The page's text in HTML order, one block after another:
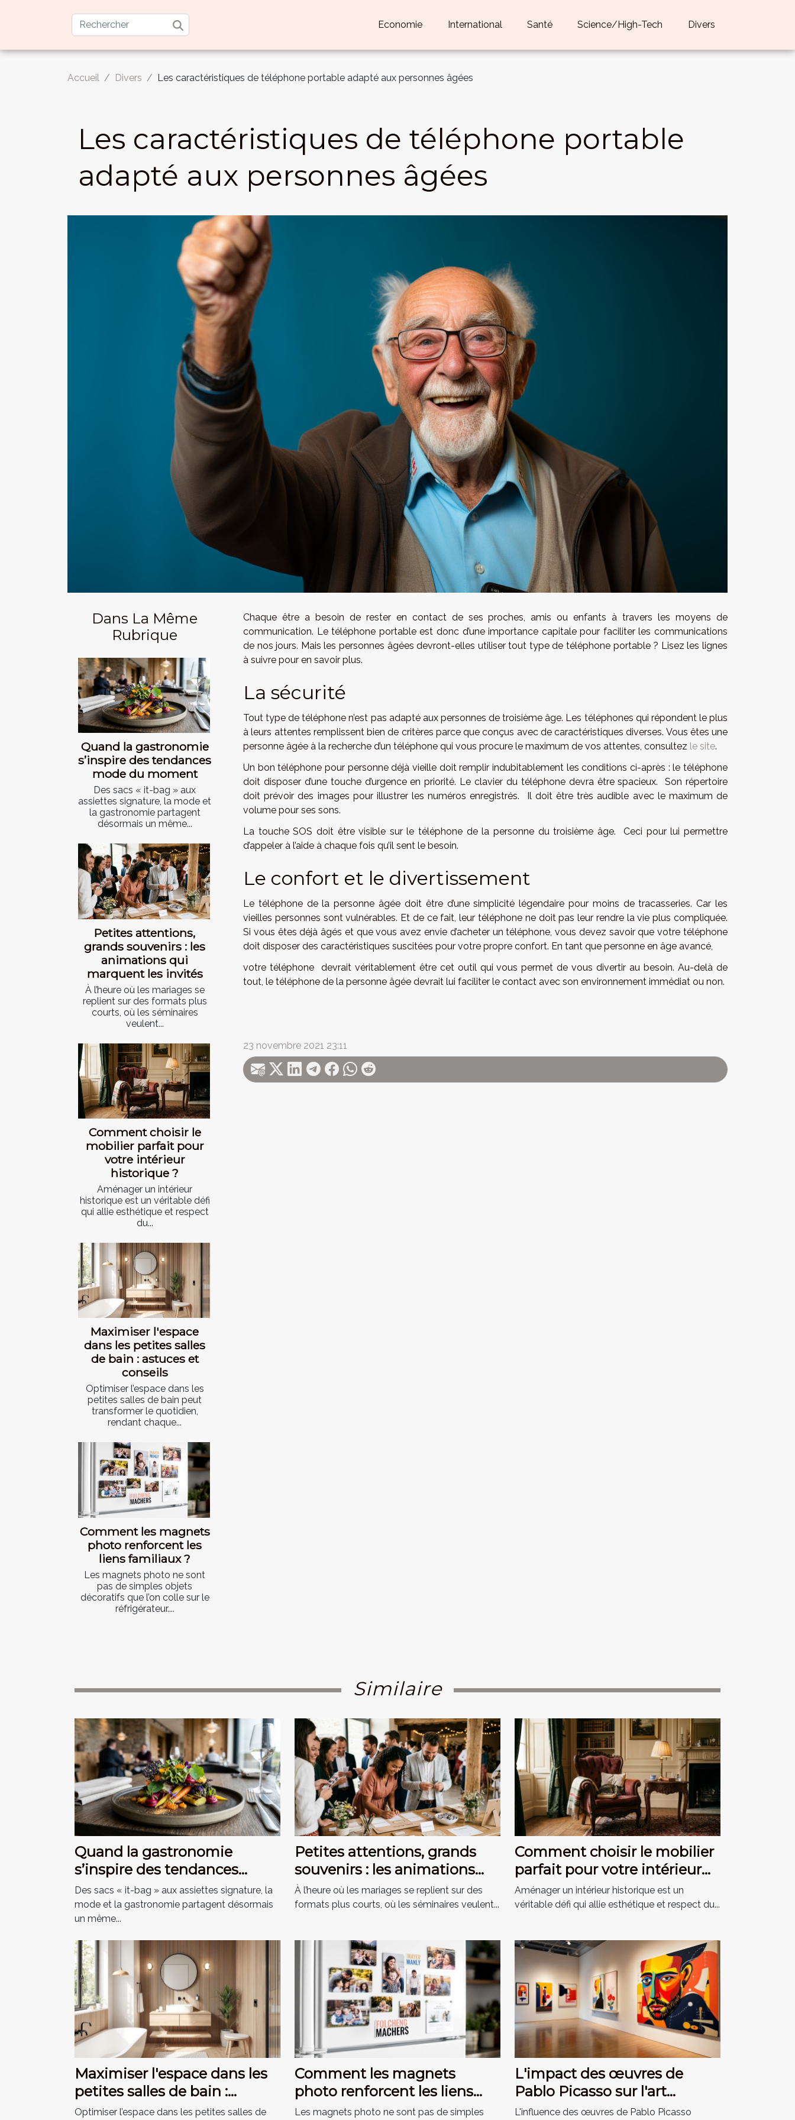
Economie International Santé Science/High-Tech Divers
Accueil Divers Les caractéristiques de téléphone portable adapté aux personnes âgées
Les caractéristiques de téléphone portable
adapté aux personnes âgées
Dans La Même
Rubrique
Quand la gastronomie
s’inspire des tendances
mode du moment
Des sacs « it-bag » aux
assiettes signature, la mode et
la gastronomie partagent
désormais un même...
Petites attentions,
grands souvenirs : les
animations qui
marquent les invités
À l’heure où les mariages se
replient sur des formats plus
courts, où les séminaires
veulent...
Comment choisir le
mobilier parfait pour
votre intérieur
historique ?
Aménager un intérieur
historique est un véritable défi
qui allie esthétique et respect
du...
Maximiser l'espace
dans les petites salles
de bain : astuces et
conseils
Optimiser l’espace dans les
petites salles de bain peut
transformer le quotidien,
rendant chaque...
Comment les magnets
photo renforcent les
liens familiaux ?
Les magnets photo ne sont
pas de simples objets
décoratifs que l’on colle sur le
réfrigérateur....
Chaque être a besoin de rester en contact de ses proches, amis ou enfants à travers les moyens de
communication. Le téléphone portable est donc d’une importance capitale pour faciliter les communications
de nos jours. Mais les personnes âgées devront-elles utiliser tout type de téléphone portable ? Lisez les lignes
à suivre pour en savoir plus.
La sécurité
Tout type de téléphone n’est pas adapté aux personnes de troisième âge. Les téléphones qui répondent le plus
à leurs attentes remplissent bien de critères parce que conçus avec de caractéristiques diverses. Vous êtes une
personne âgée à la recherche d’un téléphone qui vous procure le maximum de vos attentes, consultez le site.
Un bon téléphone pour personne déjà vieille doit remplir indubitablement les conditions ci-après : le téléphone
doit disposer d’une touche d’urgence en priorité. Le clavier du téléphone devra être spacieux. Son répertoire
doit prévoir des images pour illustrer les numéros enregistrés. Il doit être très audible avec le maximum de
volume pour ses sons.
La touche SOS doit être visible sur le téléphone de la personne du troisième âge. Ceci pour lui permettre
d’appeler à l’aide à chaque fois qu’il sent le besoin.
Le confort et le divertissement
Le téléphone de la personne âgée doit être d’une simplicité légendaire pour moins de tracasseries. Car les
vieilles personnes sont vulnérables. Et de ce fait, leur téléphone ne doit pas leur rendre la vie plus compliquée.
Si vous êtes déjà âgés et que vous avez envie d’acheter un téléphone, vous devez savoir que votre téléphone
doit disposer des caractéristiques suscitées pour votre propre confort. En tant que personne en âge avancé,
votre téléphone devrait véritablement être cet outil qui vous permet de vous divertir au besoin. Au-delà de
tout, le téléphone de la personne âgée devrait lui faciliter le contact avec son environnement immédiat ou non.
23 novembre 2021 23:11
Similaire
Quand la gastronomie
s’inspire des tendances
mode du moment
Des sacs « it-bag » aux assiettes signature, la
mode et la gastronomie partagent désormais
un même...
Petites attentions, grands
souvenirs : les animations
qui marquent les invités
À l’heure où les mariages se replient sur des
formats plus courts, où les séminaires veulent...
Comment choisir le mobilier
parfait pour votre intérieur
historique ?
Aménager un intérieur historique est un
véritable défi qui allie esthétique et respect du...
Maximiser l'espace dans les
petites salles de bain :
astuces et conseils
Optimiser l’espace dans les petites salles de
Comment les magnets
photo renforcent les liens
familiaux ?
Les magnets photo ne sont pas de simples
L'impact des œuvres de
Pablo Picasso sur l'art
moderne
L'influence des œuvres de Pablo Picasso